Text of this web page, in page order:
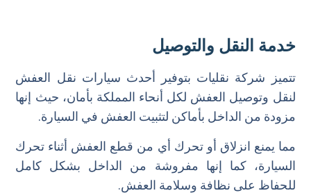
خدمة النقل والتوصيل
تتميز شركة نقليات بتوفير أحدث سيارات نقل العفش
لنقل وتوصيل العفش لكل أنحاء المملكة بأمان، حيث إنها
مزودة من الداخل بأماكن لتثبيت العفش في السيارة.
مما يمنع انزلاق أو تحرك أي من قطع العفش أثناء تحرك
السيارة، كما إنها مفروشة من الداخل بشكل كامل
للحفاظ على نظافة وسلامة العفش.